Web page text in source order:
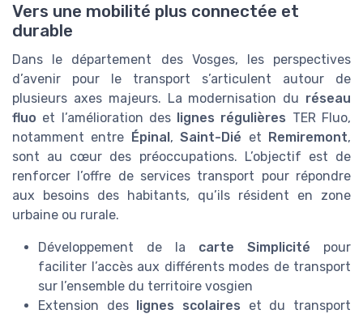
Vers une mobilité plus connectée et
durable
Dans le département des Vosges, les perspectives
d’avenir pour le transport s’articulent autour de
plusieurs axes majeurs. La modernisation du réseau
fluo et l’amélioration des lignes régulières TER Fluo,
notamment entre Épinal,Saint-Dié et Remiremont,
sont au cœur des préoccupations. L’objectif est de
renforcer l’offre de services transport pour répondre
aux besoins des habitants, qu’ils résident en zone
urbaine ou rurale.
Développement de la carte Simplicité pour
faciliter l’accès aux différents modes de transport
sur l’ensemble du territoire vosgien
Extension des lignes scolaires et du transport